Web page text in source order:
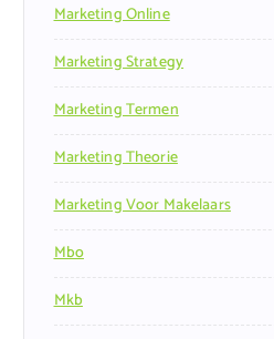
Marketing Online
Marketing Strategy
Marketing Termen
Marketing Theorie
Marketing Voor Makelaars
Mbo
Mkb